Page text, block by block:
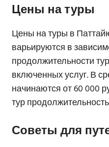
Цены на туры
Цены на туры в
варьируются в
продолжительности
включенных услуг. В
начинаются от 60 000
тур
Советы для